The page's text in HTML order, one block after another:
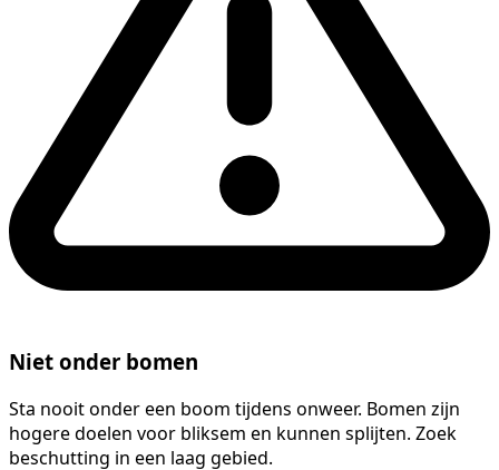
Niet onder bomen
Sta nooit onder een boom tijdens onweer. Bomen zijn
hogere doelen voor bliksem en kunnen splijten. Zoek
beschutting in een laag gebied.